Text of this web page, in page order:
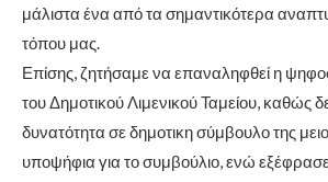
μάλιστα ένα από τα σημαντικότερα
τόπου μας.
Επίσης, ζητήσαμε να επαναληφθεί η
του Δημοτικού Λιμενικού Ταμείου, καθώς
δυνατότητα σε δημοτικη σύμβουλο της
υποψήφια για το συμβούλιο, ενώ